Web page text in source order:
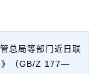
总局等部门近日联
》（GB/Z 177—